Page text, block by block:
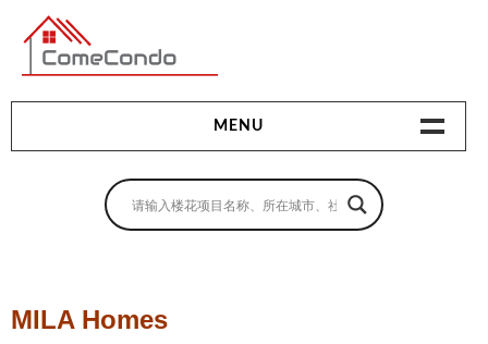
多伦多最新最全的楼花搜索引擎
MENU
地产相关
卖房指南
MILA Homes